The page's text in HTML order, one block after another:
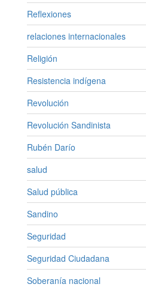
Reflexiones
relaciones internacionales
Religión
Resistencia indígena
Revolución
Revolución Sandinista
Rubén Darío
salud
Salud pública
Sandino
Seguridad
Seguridad Ciudadana
Soberanía nacional